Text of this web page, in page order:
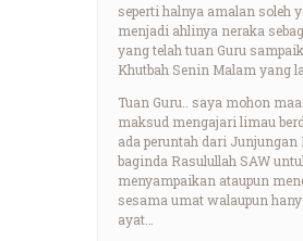
seperti halnya amalan soleh
menjadi ahlinya neraka
yang telah tuan Guru
Khutbah Senin Malam yang
Tuan Guru.. saya mohon
maksud mengajari limau
ada peruntah dari Junjungan
baginda Rasulullah SAW
menyampaikan ataupun
sesama umat walaupun
ayat…